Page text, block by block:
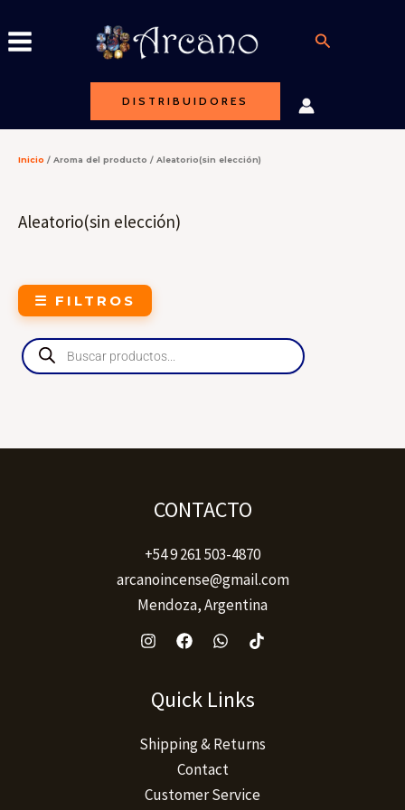
al
Buscar
DISTRIBUIDORES
Inicio / Aroma del producto / Aleatorio(sin elección)
Aleatorio(sin elección)
☰ FILTROS
Products
search
CONTACTO
+54 9 261 503-4870
arcanoincense@gmail.com
Mendoza, Argentina
Quick Links
Shipping & Returns
Contact
Customer Service